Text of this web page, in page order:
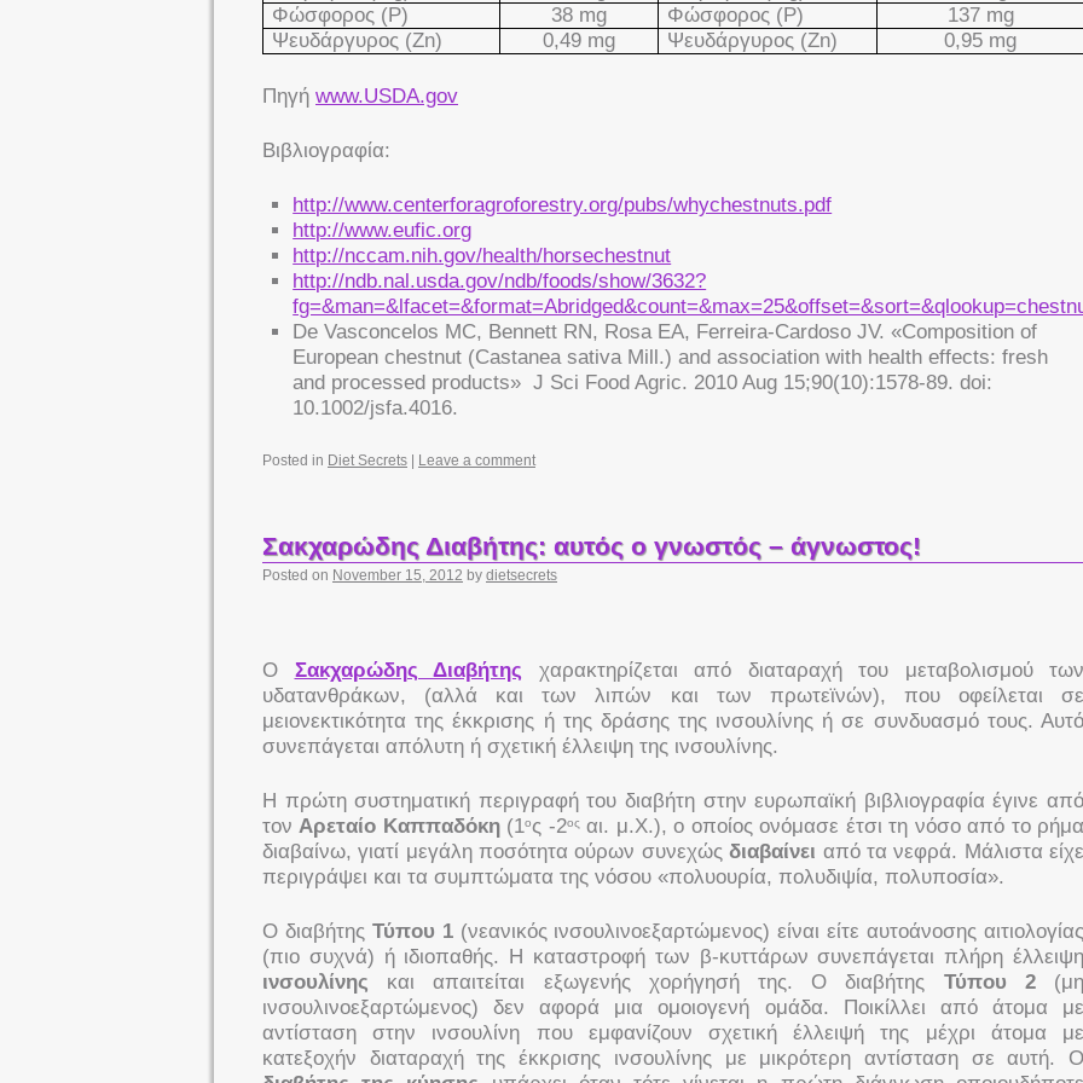
Φώσφορος (P) 38 mg Φώσφορος (P) 137 mg
Ψευδάργυρος (Zn) 0,49 mg Ψευδάργυρος (Zn) 0,95 mg
Πηγή www.USDA.gov
Βιβλιογραφία:
http://www.centerforagroforestry.org/pubs/whychestnuts.pdf
http://www.eufic.org
http://nccam.nih.gov/health/horsechestnut
http://ndb.nal.usda.gov/ndb/foods/show/3632?
De Vasconcelos MC, Bennett RN, Rosa EA, Ferreira-Cardoso JV. «Composition of
European chestnut (Castanea sativa Mill.) and association with health effects: fresh
and processed products» J Sci Food Agric. 2010 Aug 15;90(10):1578-89. doi:
10.1002/jsfa.4016.
Posted in Diet Secrets Leave a comment
Σακχαρώδης Διαβήτης: αυτός ο γνωστός – άγνωστος!
Posted on November 15, 2012 by dietsecrets
Ο Σακχαρώδης Διαβήτης χαρακτηρίζεται από διαταραχή του μεταβολισμού των
υδατανθράκων, (αλλά και των λιπών και των πρωτεϊνών), που οφείλεται σε
μειονεκτικότητα της έκκρισης ή της δράσης της ινσουλίνης ή σε συνδυασμό τους. Αυτό
συνεπάγεται απόλυτη ή σχετική έλλειψη της ινσουλίνης.
Η πρώτη συστηματική περιγραφή του διαβήτη στην ευρωπαϊκή βιβλιογραφία έγινε από
τονΑρεταίο Καππαδόκη(1ος -2οςαι. μ.Χ.), ο οποίος ονόμασε έτσι τη νόσο από το
διαβαίνω, γιατί μεγάλη ποσότητα ούρων συνεχώςδιαβαίνει από τα νεφρά. Μάλιστα
περιγράψει και τα συμπτώματα της νόσου «πολυουρία, πολυδιψία, πολυποσία».
Ο διαβήτης Τύπου 1(νεανικός ινσουλινοεξαρτώμενος) είναι είτε αυτοάνοσης
(πιο συχνά) ή ιδιοπαθής. Η καταστροφή των β-κυττάρων συνεπάγεται πλήρη έλλειψη
ινσουλίνης και απαιτείται εξωγενής χορήγησή της. Ο διαβήτης Τύπου 2
ινσουλινοεξαρτώμενος) δεν αφορά μια ομοιογενή ομάδα. Ποικίλλει από άτομα με
αντίσταση στην ινσουλίνη που εμφανίζουν σχετική έλλειψή της μέχρι άτομα με
κατεξοχήν διαταραχή της έκκρισης ινσουλίνης με μικρότερη αντίσταση σε αυτή. Ο